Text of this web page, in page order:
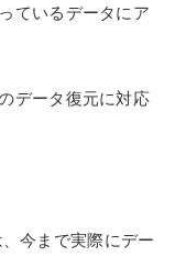
ているデータにア
データ復元に対応
今まで実際にデー